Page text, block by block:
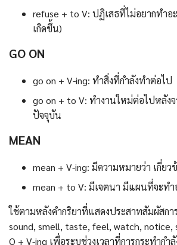
refuse + to V: ปฏิเสธที่ไม่อยากทำอะ
เกิดขึ้น)
GO ON
go on + V-ing: ทำสิ่งที่กำลังทำต่อไป
go on + to V: ทำงานใหม่ต่อไปหลังจ
ปัจจุบัน
MEAN
mean + V-ing: มีความหมายว่า เกี่ยว
mean + to V: มีเจตนา มีแผนที่จะทำ
ใช้ตามหลังคำกริยาที่แสดงประสาทสัมผัสกา
sound, smell, taste, feel, watch, notice,
O + V-ing เพื่อระบุช่วงเวลาที่การกระทำกำ